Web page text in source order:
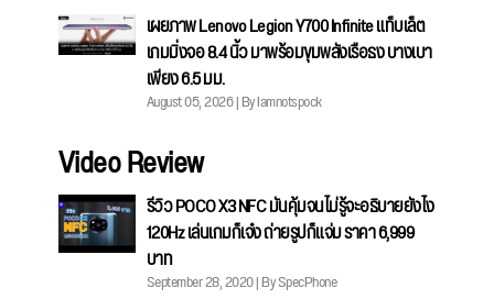
เผยภาพ Lenovo Legion Y700 Infinite แท็บเล็ต
เกมมิ่งจอ 8.4 นิ้ว มาพร้อมขุมพลังเรือธง บางเบา
เพียง 6.5 มม.
August 05, 2026 | By Iamnotspock
Video Review
รีวิว POCO X3 NFC มันคุ้มจนไม่รู้จะอธิบายยังไง
120Hz เล่นเกมก็เจ๋ง ถ่ายรูปก็แจ่ม ราคา 6,999
บาท
September 28, 2020 | By SpecPhone